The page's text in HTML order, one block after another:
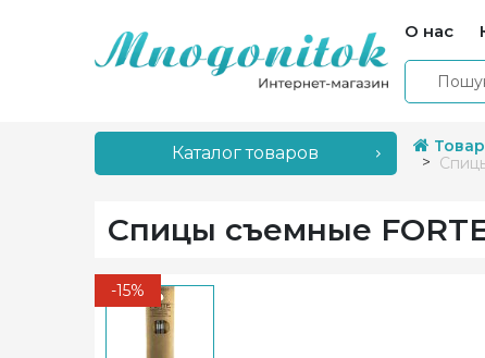
О нас
Каталог товаров
Спицы съемные
-15%